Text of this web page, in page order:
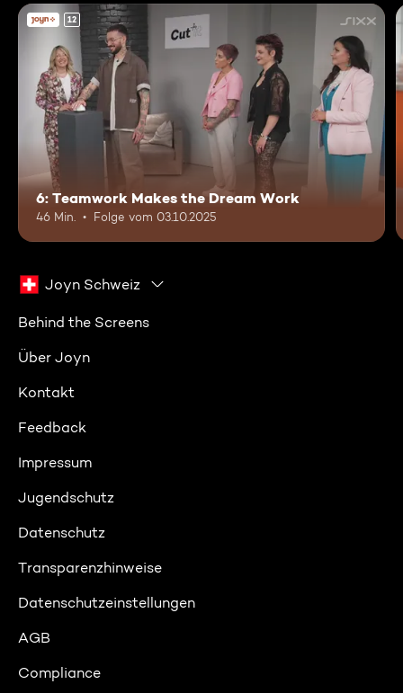
12
6: Teamwork Makes the Dream Work
46 Min. Folge vom 03.10.2025
Joyn Schweiz
Behind the Screens
Über Joyn
Kontakt
Feedback
Impressum
Jugendschutz
Datenschutz
Transparenzhinweise
Datenschutzeinstellungen
AGB
Compliance